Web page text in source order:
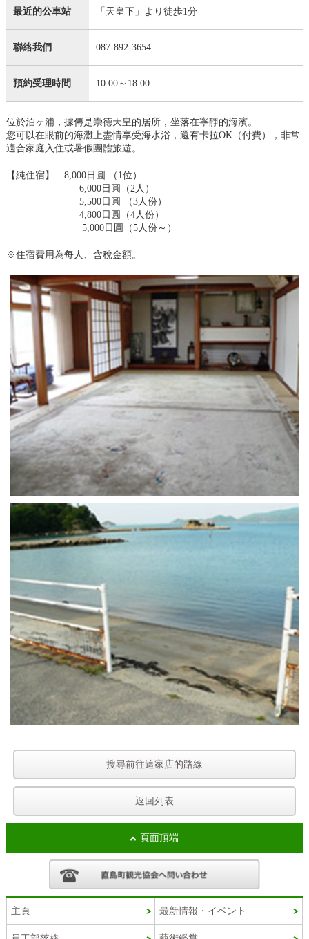
最近的公車站 「天皇下」より徒歩1分
聯絡我們 087-892-3654
預約受理時間 10:00～18:00
位於泊ヶ浦，據傳是崇德天皇的居所，坐落在寧靜的海濱。
您可以在眼前的海灘上盡情享受海水浴，還有卡拉OK（付費），非常
適合家庭入住或暑假團體旅遊。
【純住宿】 8,000日圓 （1位）
6,000日圓（2人）
5,500日圓 （3人份）
4,800日圓（4人份）
5,000日圓（5人份～）
※住宿費用為每人、含稅金額。
搜尋前往這家店的路線
返回列表
頁面頂端
主頁 最新情報・イベント